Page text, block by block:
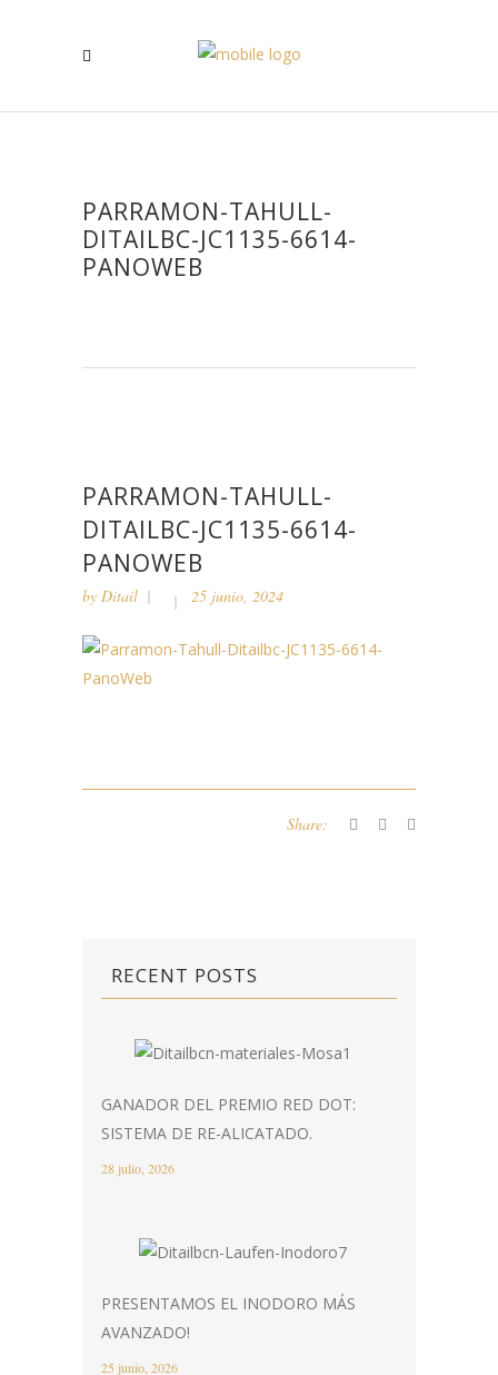
PARRAMON-TAHULL-
DITAILBC-JC1135-6614-
PANOWEB
PARRAMON-TAHULL-
DITAILBC-JC1135-6614-
PANOWEB
by Ditail 25 junio, 2024
Share:
RECENT POSTS
GANADOR DEL PREMIO RED DOT:
SISTEMA DE RE-ALICATADO.
28 julio, 2026
PRESENTAMOS EL INODORO MÁS
AVANZADO!
25 junio, 2026